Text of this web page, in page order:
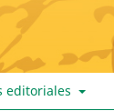
editoriales